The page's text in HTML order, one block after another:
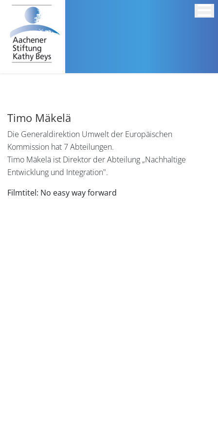
Timo Mäkelä
Die Generaldirektion Umwelt der Europäischen
Kommission hat 7 Abteilungen.
Timo Mäkelä ist Direktor der Abteilung „Nachhaltige
Entwicklung und Integration".
Filmtitel: No easy way forward